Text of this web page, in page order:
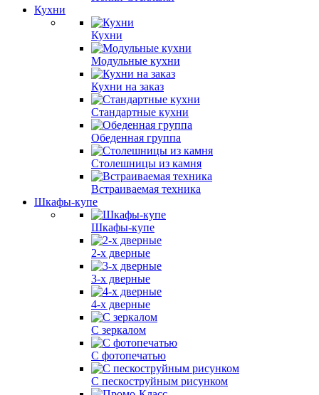
Кухни
Кухни
Модульные кухни
Кухни на заказ
Стандартные кухни
Обеденная группа
Столешницы из камня
Встраиваемая техника
Шкафы-купе
Шкафы-купе
2-х дверные
3-х дверные
4-х дверные
С зеркалом
С фотопечатью
С пескоструйным рисунком